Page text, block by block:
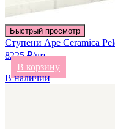
Быстрый просмотр
Ступени Ape Ceramica
8225 ₽/шт
В корзину
В наличии